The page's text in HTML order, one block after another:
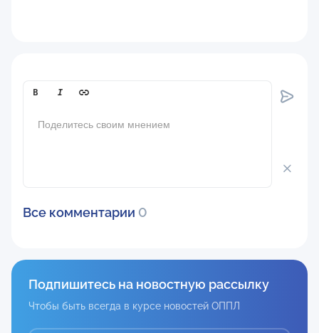
Comment[text]
Все комментарии 0
Подпишитесь на новостную рассылку
Чтобы быть всегда в курсе новостей ОППЛ